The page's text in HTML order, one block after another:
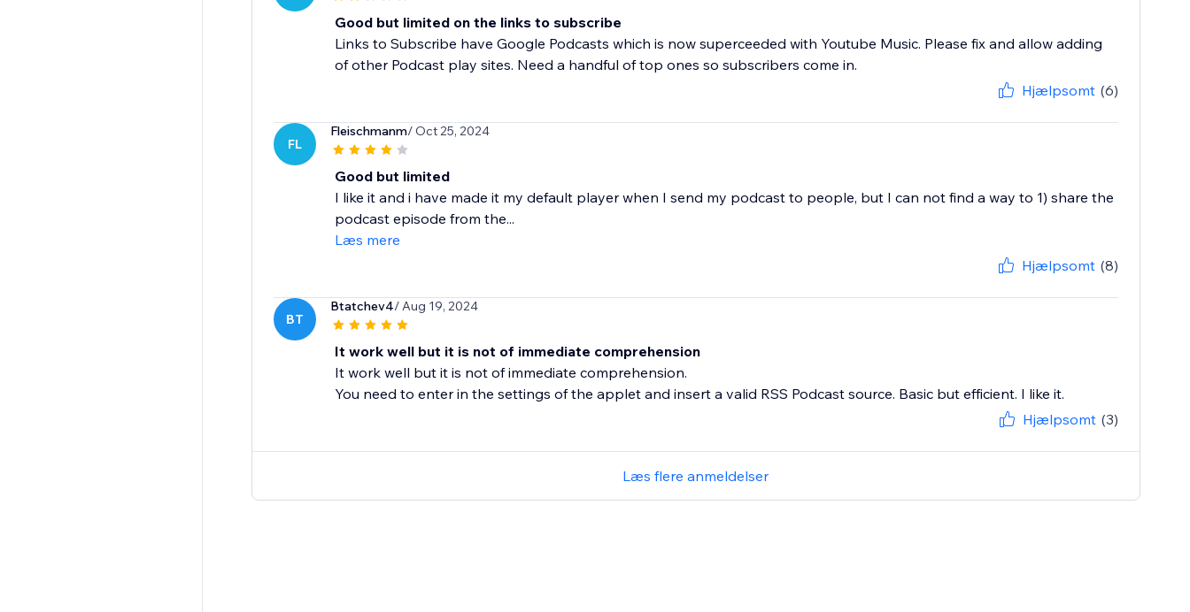
Good but limited on the links to subscribe
Links to Subscribe have Google Podcasts which is now superceeded with Youtube Music. Please fix and allow adding
of other Podcast play sites. Need a handful of top ones so subscribers come in.
Hjælpsomt (6)
FL
Fleischmanm/ Oct 25, 2024
Good but limited
I like it and i have made it my default player when I send my podcast to people, but I can not find a way to 1) share the
podcast episode from the...
Læs mere
Hjælpsomt (8)
BT
Btatchev4/ Aug 19, 2024
It work well but it is not of immediate comprehension
It work well but it is not of immediate comprehension.
You need to enter in the settings of the applet and insert a valid RSS Podcast source. Basic but efficient. I like it.
Hjælpsomt (3)
Læs flere anmeldelser